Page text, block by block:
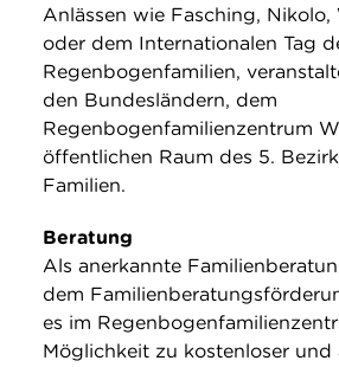
Anlässen wie Fasching, Nikolo,
oder dem Internationalen Tag
Regenbogenfamilien,
den Bundesländern, dem
Regenbogenfamilienzentrum
öffentlichen Raum des 5.
Familien.
Beratung
Als anerkannte
dem
es im
Möglichkeit zu kostenloser und